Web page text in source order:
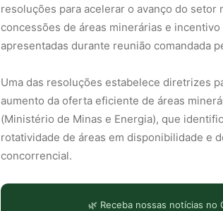
resoluções para acelerar o avanço do
concessões de áreas minerárias e
apresentadas durante reunião comandada
Uma das resoluções estabelece diretrizes
aumento da oferta eficiente de áreas
(Ministério de Minas e Energia), que
rotatividade de áreas em disponibilidade e
concorrencial.
🌿 Receba nossas notícias no